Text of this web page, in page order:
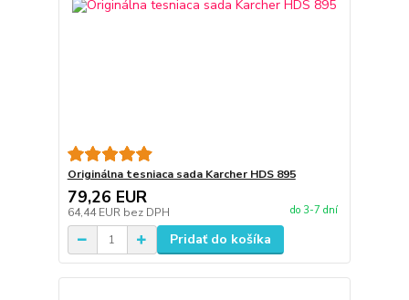
Originálna tesniaca sada Karcher HDS 895
79,26 EUR
64,44 EUR bez DPH do 3-7 dní
Pridať do košíka